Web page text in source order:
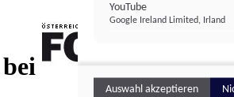
FONDS
YouTube
Google Ireland Limited, Irland
Auswahl akzeptieren